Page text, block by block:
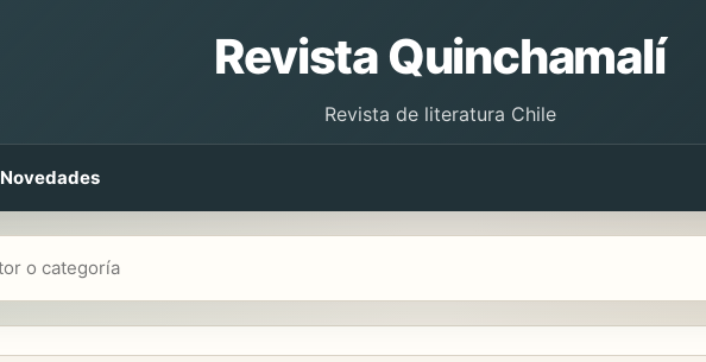
Revista Quinchamalí
Revista de literatura Chile
Novedades